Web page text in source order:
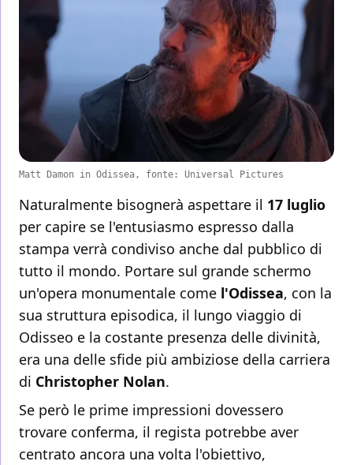
Matt Damon in Odissea, fonte: Universal Pictures
Naturalmente bisognerà aspettare il 17 luglio
per capire se l'entusiasmo espresso dalla
stampa verrà condiviso anche dal pubblico di
tutto il mondo. Portare sul grande schermo
un'opera monumentale come l'Odissea, con la
sua struttura episodica, il lungo viaggio di
Odisseo e la costante presenza delle divinità,
era una delle sfide più ambiziose della carriera
di Christopher Nolan.
Se però le prime impressioni dovessero
trovare conferma, il regista potrebbe aver
centrato ancora una volta l'obiettivo,